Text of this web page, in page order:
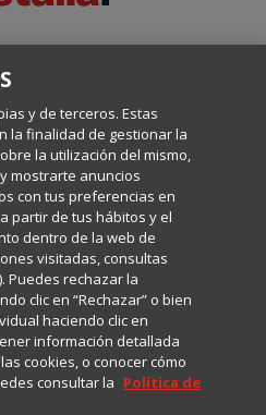
de Hostalia, dirigido por
Tecnología.
privacidad
de cookies
legal
y de terceros. Estas
la finalidad de gestionar la
la utilización del mismo,
mostrarte anuncios
con tus preferencias en
partir de tus hábitos y el
dentro de la web de
visitadas, consultas
Puedes rechazar la
clic en “Rechazar” o bien
haciendo clic en
información detallada
cookies, o conocer cómo
consultar la Política de